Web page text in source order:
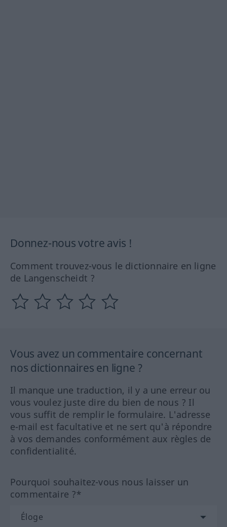
Donnez-nous votre avis !
Comment trouvez-vous le dictionnaire en ligne
de Langenscheidt ?
Vous avez un commentaire concernant
nos dictionnaires en ligne ?
Il manque une traduction, il y a une erreur ou
vous voulez juste dire du bien de nous ? Il
vous suffit de remplir le formulaire. L'adresse
e-mail est facultative et ne sert qu'à répondre
à vos demandes conformément aux règles de
confidentialité.
Pourquoi souhaitez-vous nous laisser un
commentaire ?*